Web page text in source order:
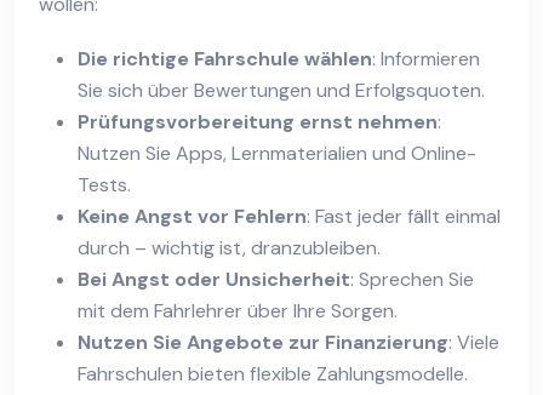
Die richtige Fahrschule wählen: Informieren
Sie sich über Bewertungen und Erfolgsquoten.
Prüfungsvorbereitung ernst nehmen:
Nutzen Sie Apps, Lernmaterialien und Online-
Tests.
Keine Angst vor Fehlern: Fast jeder fällt einmal
durch – wichtig ist, dranzubleiben.
Bei Angst oder Unsicherheit: Sprechen Sie
mit dem Fahrlehrer über Ihre Sorgen.
Nutzen Sie Angebote zur Finanzierung: Viele
Fahrschulen bieten flexible Zahlungsmodelle.